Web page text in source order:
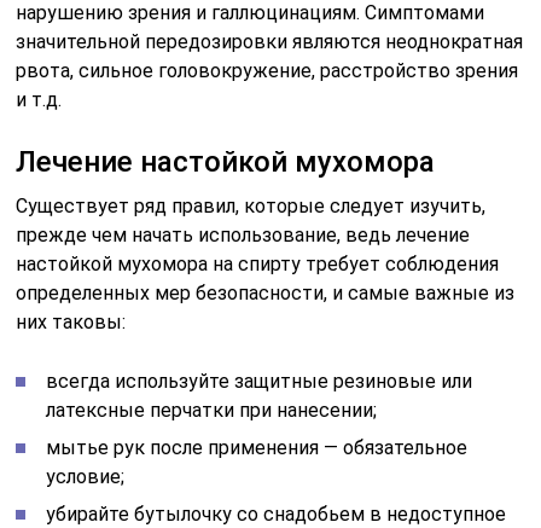
нарушению зрения и галлюцинациям. Симптомами
значительной передозировки являются неоднократная
рвота, сильное головокружение, расстройство зрения
и т.д.
Лечение настойкой мухомора
Существует ряд правил, которые следует изучить,
прежде чем начать использование, ведь лечение
настойкой мухомора на спирту требует соблюдения
определенных мер безопасности, и самые важные из
них таковы:
всегда используйте защитные резиновые или
латексные перчатки при нанесении;
мытье рук после применения — обязательное
условие;
убирайте бутылочку со снадобьем в недоступное